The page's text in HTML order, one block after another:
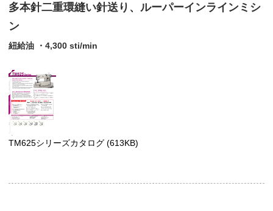
多本針二重環縫い針送り、ルーパーインラインミシ
ン
紐給油 ・4,300 sti/min
TM625シリーズカタログ (613KB)